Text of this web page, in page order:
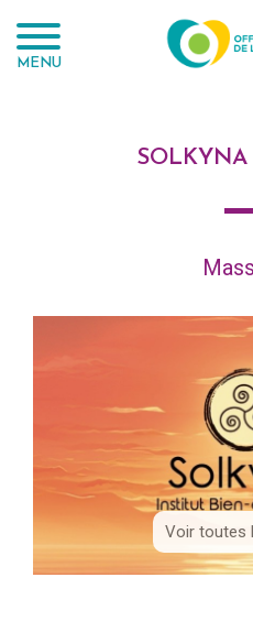
MENU
SOLKYNA
Voir toutes